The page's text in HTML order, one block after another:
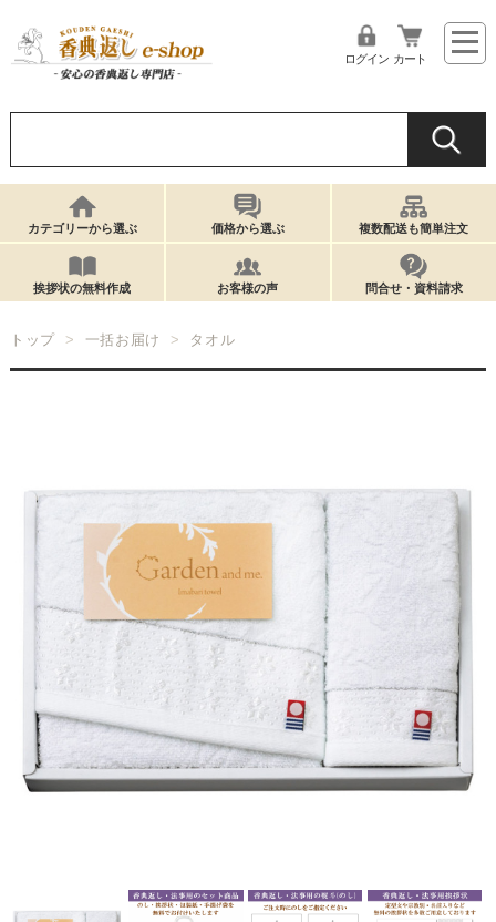
ログイン カート
カテゴリーから選ぶ 価格から選ぶ 複数配送も簡単注文
挨拶状の無料作成 お客様の声 問合せ・資料請求
トップ 一括お届け タオル